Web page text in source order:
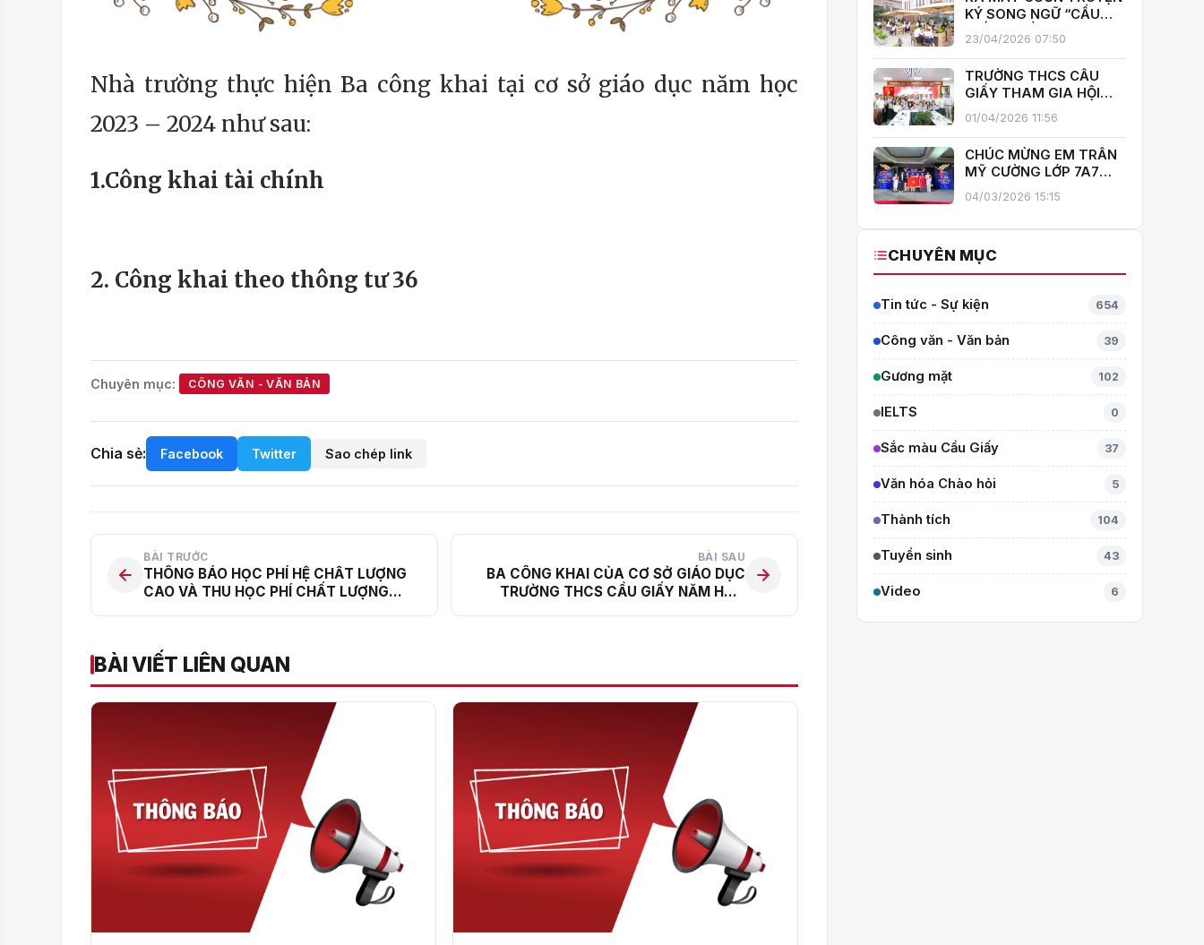
Nhà trường thực hiện Ba công khai tại cơ sở giáo dục năm học
2023 – 2024 như sau:
1.Công khai tài chính
2. Công khai theo thông tư 36
Chuyên mục: CÔNG VĂN - VĂN BẢN
Chia sẻ: Facebook Twitter Sao chép link
BÀI TRƯỚC
THÔNG BÁO HỌC PHÍ HỆ CHẤT LƯỢNG
CAO VÀ THU HỌC PHÍ CHẤT LƯỢNG
BÀI SAU
BA CÔNG KHAI CỦA CƠ SỞ GIÁO DỤC
TRƯỜNG THCS CẦU GIẤY NĂM HỌC
BÀI VIẾT LIÊN QUAN
GIẤY!
KÝ SONG NGỮ “CẦU
GIẤY – MIỀN XANH NỞ
HOA”, KHÁNH THÀNH
THƯ VIỆN MỞ, LAN TOẢ
VĂN HOÁ ĐỌC
23/04/2026 07:50
TRƯỜNG THCS CẦU
GIẤY THAM GIA HỘI
THI GIÁO VIÊN DẠY GIỎI
CẤP TRUNG HỌC CƠ SỞ
PHƯỜNG YÊN HOÀ
01/04/2026 11:56
CHÚC MỪNG EM TRẦN
MỸ CƯỜNG LỚP 7A7
TỎA SÁNG TẠI THÁI
LAN – MANG VỀ HUY
04/03/2026 15:15
CHUYÊN MỤC
Tin tức - Sự kiện 654
Công văn - Văn bản 39
Gương mặt 102
IELTS 0
Sắc màu Cầu Giấy 37
Văn hóa Chào hỏi 5
Thành tích 104
Tuyển sinh 43
Video 6